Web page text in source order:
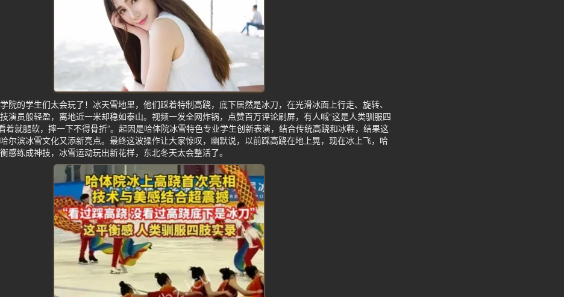
院的学生们太会玩了！冰天雪地里，他们踩着特制高跷，底下居然是冰刀，在光滑冰面上行走、旋转、
演员般轻盈，离地近一米却稳如泰山。视频一发全网炸锅，点赞百万评论刷屏，有人喊“这是人类驯服四
着就腿软，摔一下不得骨折”。起因是哈体院冰雪特色专业学生创新表演，结合传统高跷和冰鞋，结果这
尔滨冰雪文化又添新亮点。最终这波操作让大家惊叹，幽默说，以前踩高跷在地上晃，现在冰上飞，哈
感练成神技，冰雪运动玩出新花样，东北冬天太会整活了。